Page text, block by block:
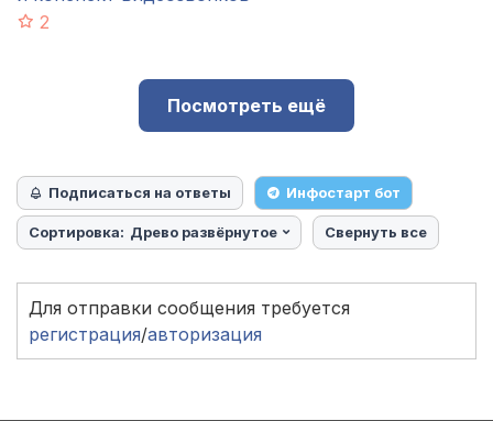
2
Посмотреть ещё
Подписаться на ответы Инфостарт бот
Сортировка: Древо развёрнутое Свернуть все
Для отправки сообщения требуется
регистрация/авторизация